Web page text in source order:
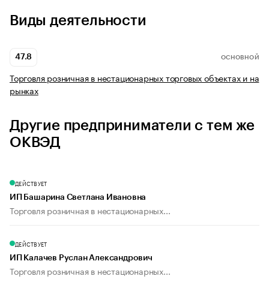
Виды деятельности
47.8 ОСНОВНОЙ
Торговля розничная в нестационарных торговых объектах и на
рынках
Другие предприниматели с тем же
ОКВЭД
ДЕЙСТВУЕТ
ИП Башарина Светлана Ивановна
Торговля розничная в нестационарных...
ДЕЙСТВУЕТ
ИП Калачев Руслан Александрович
Торговля розничная в нестационарных...